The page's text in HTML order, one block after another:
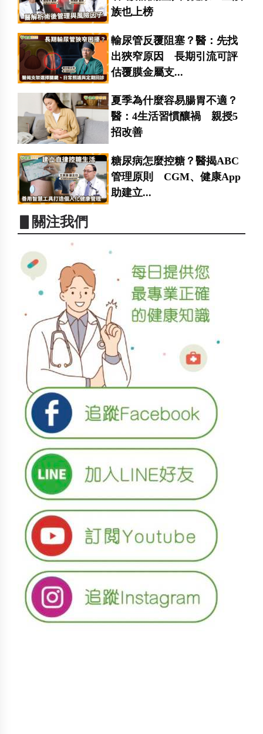
族也上榜
輸尿管反覆阻塞？醫：先找
出狹窄原因 長期引流可評
估覆膜金屬支...
夏季為什麼容易腸胃不適？
醫：4生活習慣釀禍 親授5
招改善
糖尿病怎麼控糖？醫揭ABC
管理原則 CGM、健康App
助建立...
▋關注我們